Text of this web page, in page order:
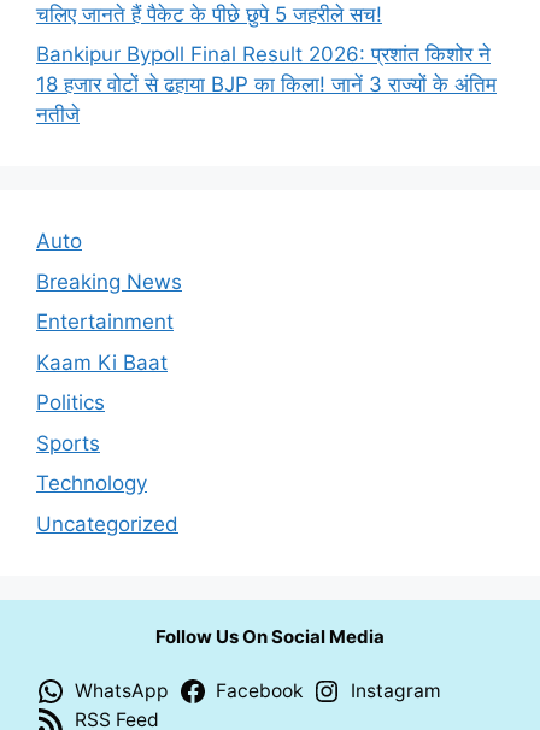
चलिए जानते हैं पैकेट के पीछे छुपे 5 जहरीले सच!
Bankipur Bypoll Final Result 2026: प्रशांत किशोर ने
18 हजार वोटों से ढहाया BJP का किला! जानें 3 राज्यों के अंतिम
नतीजे
Auto
Breaking News
Entertainment
Kaam Ki Baat
Politics
Sports
Technology
Uncategorized
Follow Us On Social Media
WhatsApp Facebook
Instagram
RSS Feed